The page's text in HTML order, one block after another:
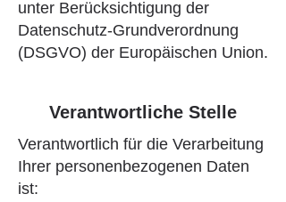
unter Berücksichtigung der
Datenschutz-Grundverordnung
(DSGVO) der Europäischen Union.
Verantwortliche Stelle
Verantwortlich für die Verarbeitung
Ihrer personenbezogenen Daten
ist: